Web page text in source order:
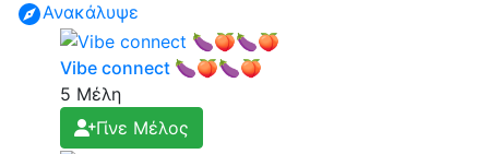
Ανακάλυψε
Vibe connect 🍆🍑🍆🍑
5 Μέλη
Γίνε Μέλος